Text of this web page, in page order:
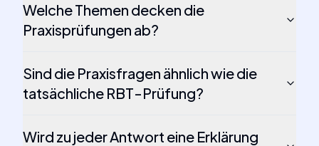
Welche Themen decken die
Praxisprüfungen ab?
Sind die Praxisfragen ähnlich wie die
tatsächliche RBT-Prüfung?
Wird zu jeder Antwort eine Erklärung